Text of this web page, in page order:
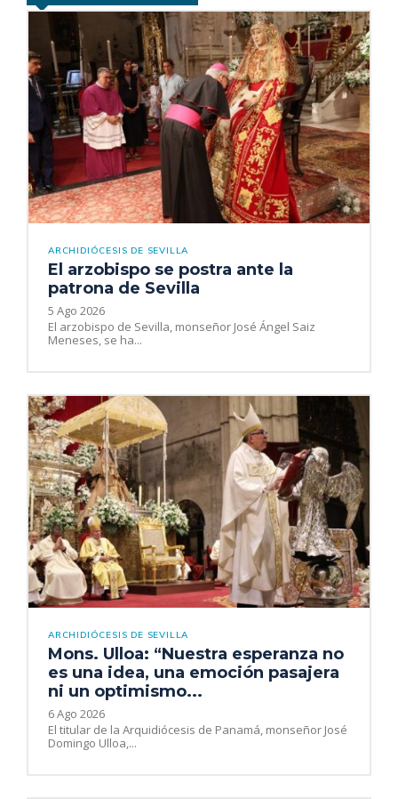
ARCHIDIÓCESIS DE SEVILLA
El arzobispo se postra ante la
patrona de Sevilla
5 Ago 2026
El arzobispo de Sevilla, monseñor José Ángel Saiz
Meneses, se ha...
ARCHIDIÓCESIS DE SEVILLA
Mons. Ulloa: “Nuestra esperanza no
es una idea, una emoción pasajera
ni un optimismo...
6 Ago 2026
El titular de la Arquidiócesis de Panamá, monseñor José
Domingo Ulloa,...